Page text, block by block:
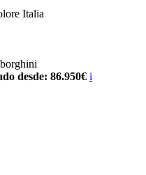
Italia
desde: 86.950€ i